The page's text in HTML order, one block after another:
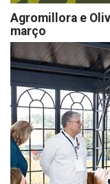
Agromillora e
março